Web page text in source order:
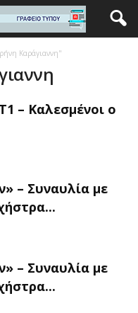
Καράγιαννη"
– Καλεσμένοι ο
– Συναυλία με
– Συναυλία με